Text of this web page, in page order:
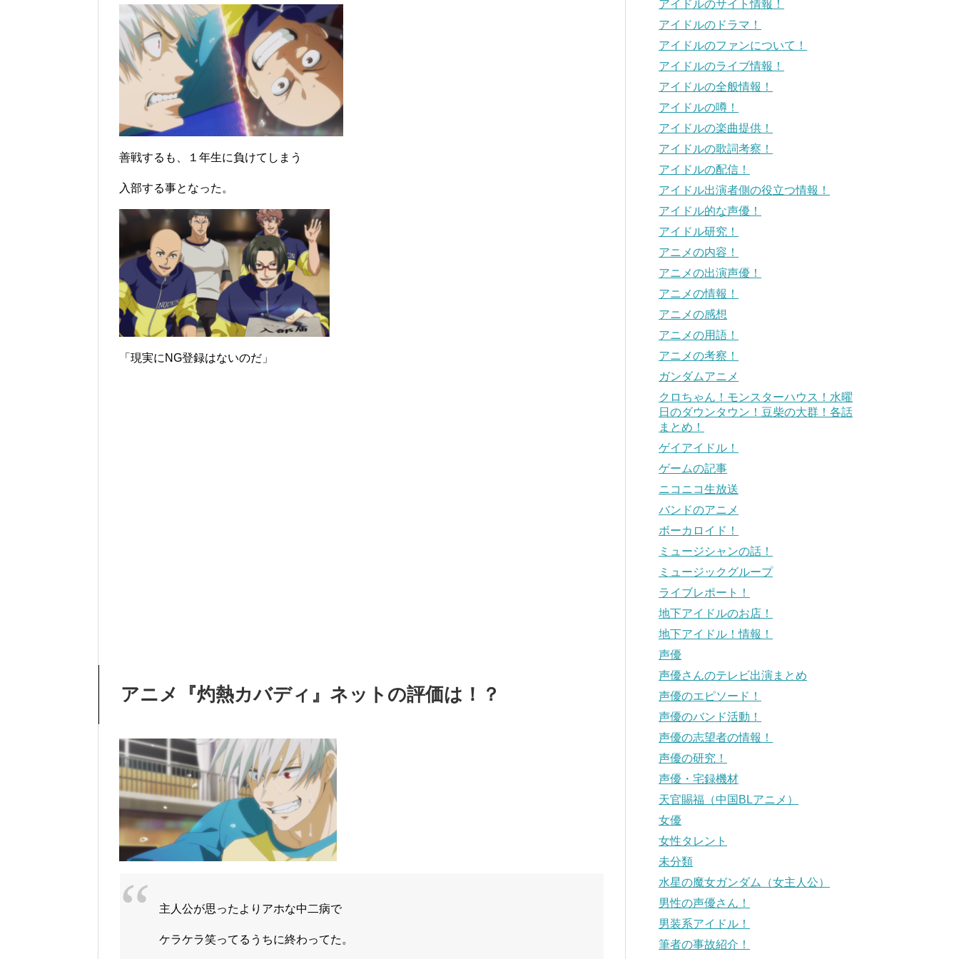
善戦するも、１年生に負けてしまう
入部する事となった。
「現実にNG登録はないのだ」
アニメ『灼熱カバディ』ネットの評価は！？
主人公が思ったよりアホな中二病で
ケラケラ笑ってるうちに終わってた。
アイドルのサイト情報！
アイドルのドラマ！
アイドルのファンについて！
アイドルのライブ情報！
アイドルの全般情報！
アイドルの噂！
アイドルの楽曲提供！
アイドルの歌詞考察！
アイドルの配信！
アイドル出演者側の役立つ情報！
アイドル的な声優！
アイドル研究！
アニメの内容！
アニメの出演声優！
アニメの情報！
アニメの感想
アニメの用語！
アニメの考察！
ガンダムアニメ
クロちゃん！モンスターハウス！水曜
日のダウンタウン！豆柴の大群！各話
まとめ！
ゲイアイドル！
ゲームの記事
ニコニコ生放送
バンドのアニメ
ボーカロイド！
ミュージシャンの話！
ミュージックグループ
ライブレポート！
地下アイドルのお店！
地下アイドル！情報！
声優
声優さんのテレビ出演まとめ
声優のエピソード！
声優のバンド活動！
声優の志望者の情報！
声優の研究！
声優・宅録機材
天官賜福（中国BLアニメ）
女優
女性タレント
未分類
水星の魔女ガンダム（女主人公）
男性の声優さん！
男装系アイドル！
筆者の事故紹介！